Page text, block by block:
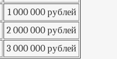
1 000 000 рублей
2 000 000 рублей
3 000 000 рублей